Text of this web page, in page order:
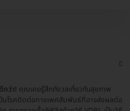
กว่า! คุณเคยรู้สึกกังวลเกี่ยวกับสุขภาพ
นโรคติดต่อทางเพศสัมพันธ์ที่อาจส่งผลต่อ